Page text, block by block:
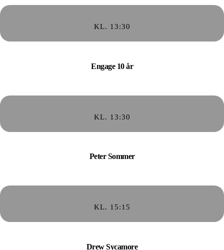
KL. 13:30
Engage 10 år
KL. 13:30
Peter Sommer
KL. 15:15
Drew Sycamore